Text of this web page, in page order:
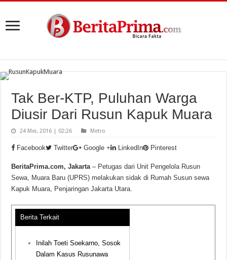
Tak Ber-KTP, Puluhan Warga
Diusir Dari Rusun Kapuk Muara
24 Mei, 2016 | 02:26 Metro
Facebook Twitter Google + LinkedIn Pinterest
BeritaPrima.com, Jakarta – Petugas dari Unit Pengelola Rusun
Sewa, Muara Baru (UPRS) melakukan sidak di Rumah Susun sewa
Kapuk Muara, Penjaringan Jakarta Utara.
Berita Terkait
Inilah Toeti Soekarno, Sosok
Dalam Kasus Rusunawa